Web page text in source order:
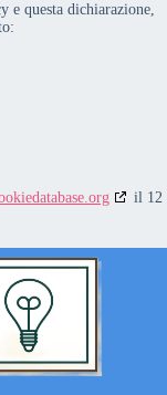
e questa dichiarazione,
il 12